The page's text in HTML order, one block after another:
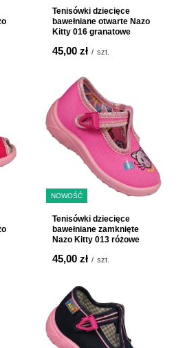
Tenisówki dziecięce
bawełniane otwarte Nazo
Kitty 016 granatowe
45,00 zł / szt.
NOWOŚĆ
Tenisówki dziecięce
bawełniane zamknięte
Nazo Kitty 013 różowe
45,00 zł / szt.
5% RABATU
newslettera i zyskaj:
kody rabatowedostępne